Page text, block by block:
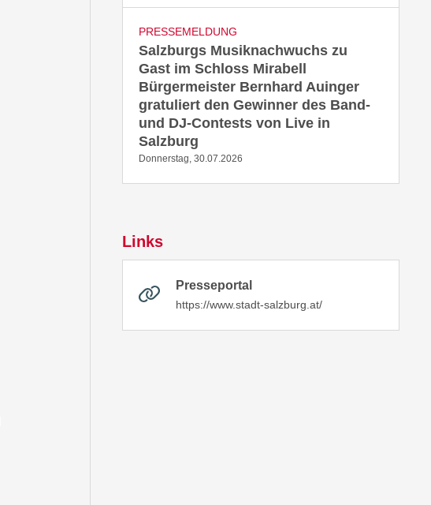
PRESSEMELDUNG
Salzburgs Musiknachwuchs zu
Gast im Schloss Mirabell
Bürgermeister Bernhard Auinger
gratuliert den Gewinner des Band-
und DJ-Contests von Live in
Salzburg
Donnerstag, 30.07.2026
Links
Presseportal
https://www.stadt-salzburg.at/